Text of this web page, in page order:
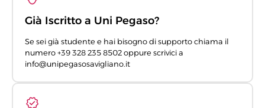
Già Iscritto a Uni Pegaso?
Se sei già studente e hai bisogno di supporto chiama il
numero +39 328 235 8502 oppure scrivici a
info@unipegasosavigliano.it